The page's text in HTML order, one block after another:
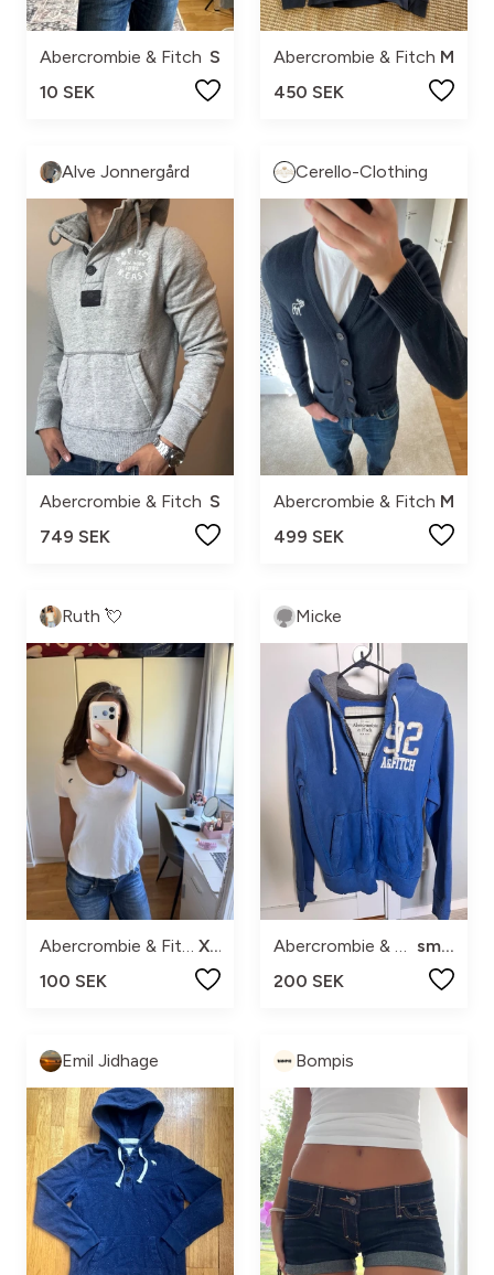
Abercrombie & Fitch S
10 SEK
Abercrombie & Fitch M
450 SEK
Alve Jonnergård
Abercrombie & Fitch S
749 SEK
Cerello-Clothing
Abercrombie & Fitch M
499 SEK
Ruth 💘
XS
100 SEK
Micke
small
200 SEK
Emil Jidhage Bompis